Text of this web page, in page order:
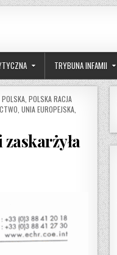
TRYBUNA INFAMII
,POLSKA ,POLSKA RACJA
UNIA EUROPEJSKA,